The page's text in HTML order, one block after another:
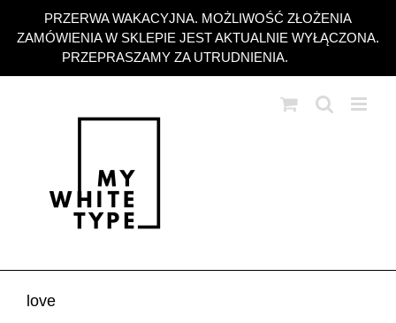
PRZERWA WAKACYJNA. MOŻLIWOŚĆ ZŁOŻENIA
ZAMÓWIENIA W SKLEPIE JEST AKTUALNIE WYŁĄCZONA.
PRZEPRASZAMY ZA UTRUDNIENIA.
zawartości
love